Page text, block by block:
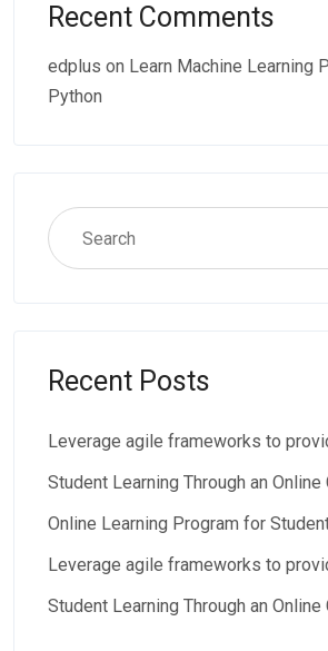
Recent Comments
edplus on Learn Machine Learning
Python
Recent Posts
Leverage agile frameworks to
Student Learning Through an Online
Online Learning Program for
Leverage agile frameworks to
Student Learning Through an Online